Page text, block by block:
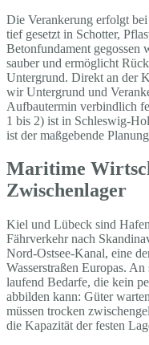
Die Verankerung erfolgt
tief gesetzt in Schotter,
Betonfundament gegossen
sauber und ermöglicht
Untergrund. Direkt an der
wir Untergrund und
Aufbautermin verbindlich
1 bis 2) ist in Schleswig-
ist der maßgebende
Maritime
Zwischenlager
Kiel und Lübeck sind
Fährverkehr nach
Nord-Ostsee-Kanal, eine
Wasserstraßen Europas.
laufend Bedarfe, die kein
abbilden kann: Güter
müssen trocken
die Kapazität der festen